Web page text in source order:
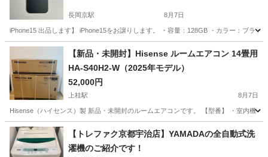
長岡京駅 8月7日
iPhone15 出品します】 iPhone15をお譲りします。 ・容量：128GB ・カラー：ブラ
京都 長岡京市 長岡京駅 電話、ＦＡＸ
【新品・未開封】Hisense ルームエアコン 14畳用
HA-S40H2-W（2025年モデル）
52,000円
上桂駅 8月7日
Hisense（ハイセンス）製 新品・未開封のルームエアコンです。 【型番】 ・室内機
京都 京都市 上桂駅 季節、空調家電
【トレファク京都宇治店】YAMADAの全自動式洗
濯機のご紹介です！